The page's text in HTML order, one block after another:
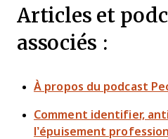
Articles et
associés :
À propos du podcast
Comment identifier,
l’épuisement